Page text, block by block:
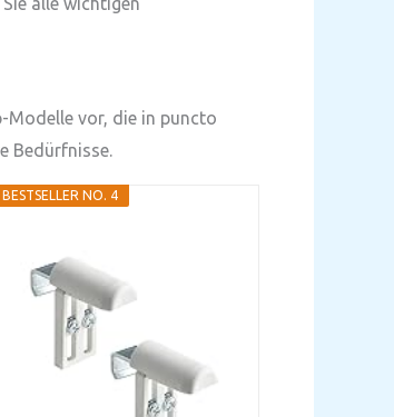
Modelle vor, die in puncto
Bedürfnisse.
BESTSELLER NO. 4